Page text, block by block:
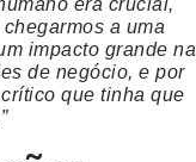
era crucial,
a uma
impacto grande na
de negócio, e por
que tinha que